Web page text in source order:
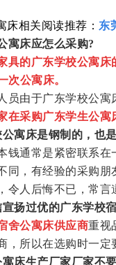
床相关阅读推荐： 东
寓床应怎么采购?
具的广东学校公寓床
次公寓床。
由于广东学校公寓
在采购广东学生公寓
公寓床是钢制的，也
通常是紧密联系在
同，有经验的采购朋
令人后悔不已，常言
扬过优的广东学校
舍公寓床供应商重视
，所以在选购时一定
床生产厂家厂家不